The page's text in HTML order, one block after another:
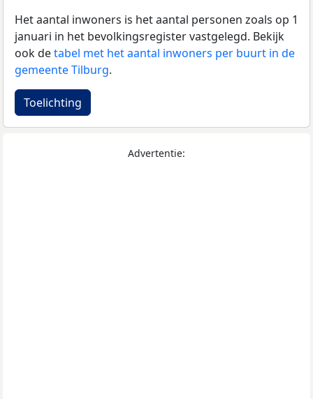
Het aantal inwoners is het aantal personen zoals op 1
januari in het bevolkingsregister vastgelegd. Bekijk
ook detabel met het aantal inwoners per buurt in de
gemeente Tilburg.
Toelichting
Advertentie: